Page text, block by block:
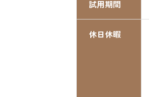
試用期間
休日休暇